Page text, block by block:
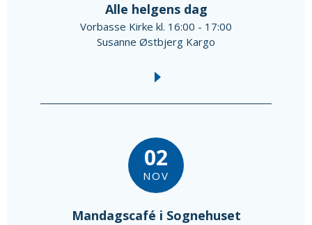
Alle helgens dag
Vorbasse Kirke kl. 16:00 - 17:00
Susanne Østbjerg Kargo
02
NOV
Mandagscafé i Sognehuset